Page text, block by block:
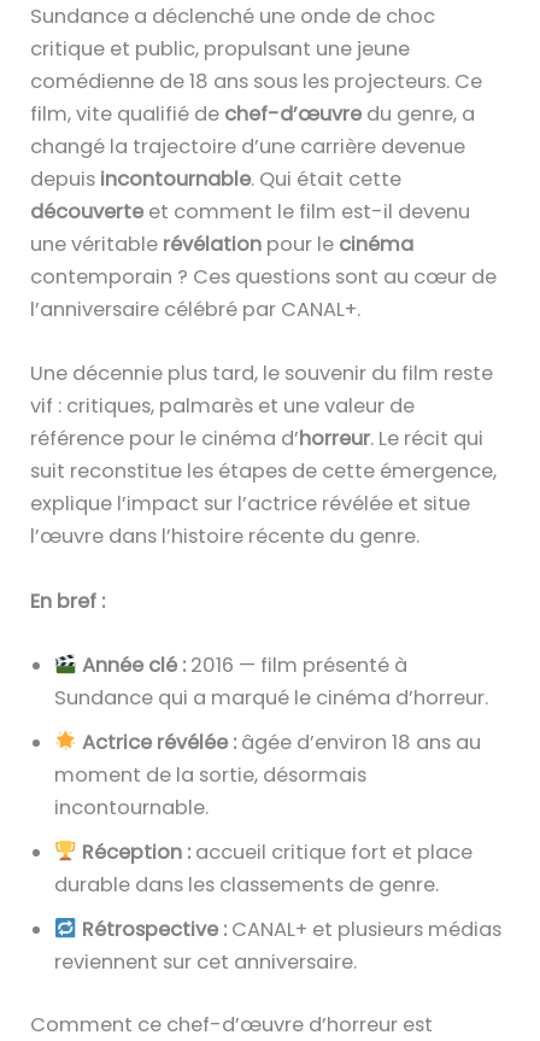
Sundance a déclenché une onde de choc
critique et public, propulsant une jeune
comédienne de 18 ans sous les projecteurs. Ce
film, vite qualifié de chef-d’œuvre du genre, a
changé la trajectoire d’une carrière devenue
depuis incontournable. Qui était cette
découverte et comment le film est-il devenu
une véritable révélation pour le cinéma
contemporain ? Ces questions sont au cœur de
l’anniversaire célébré par CANAL+.
Une décennie plus tard, le souvenir du film reste
vif : critiques, palmarès et une valeur de
référence pour le cinéma d’horreur. Le récit qui
suit reconstitue les étapes de cette émergence,
explique l’impact sur l’actrice révélée et situe
l’œuvre dans l’histoire récente du genre.
En bref :
Année clé :2016 — film présenté à
Sundance qui a marqué le cinéma d’horreur.
Actrice révélée :âgée d’environ 18 ans au
moment de la sortie, désormais
incontournable.
Réception :accueil critique fort et place
durable dans les classements de genre.
Rétrospective :CANAL+ et plusieurs médias
reviennent sur cet anniversaire.
Comment ce chef-d’œuvre d’horreur est